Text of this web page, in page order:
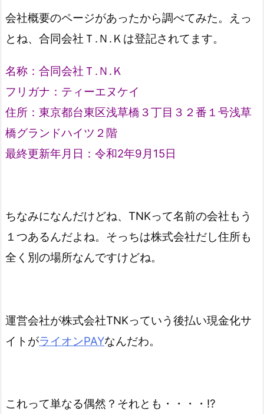
会社概要のページがあったから調べてみた。えっ
とね、 合同会社Ｔ.Ｎ.Ｋ は登記されてます。
名称： 合同会社Ｔ.Ｎ.Ｋ
フリガナ： ティーエヌケイ
住所： 東京都台東区浅草橋３丁目３２番１号浅草
橋グランドハイツ２階
最終更新年月日：令和2年9月15日
ちなみになんだけどね、TNKって名前の会社もう
１つあるんだよね。そっちは株式会社だし住所も
全く別の場所なんですけどね。
運営会社が株式会社TNKっていう後払い現金化サ
イトがライオンPAYなんだわ。
これって単なる偶然？それとも・・・・⁉️